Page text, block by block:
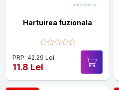
Hartuirea fuzionala
PRP: 42.29 Lei
11.8 Lei